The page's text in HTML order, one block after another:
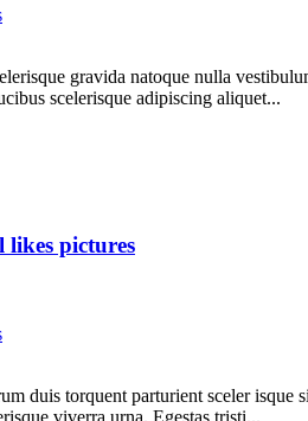
gravida natoque nulla
scelerisque adipiscing aliquet...
likes pictures
duis torquent parturient sceler isque